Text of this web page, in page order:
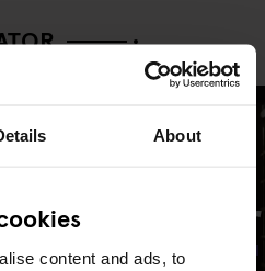
About
content and ads, to
Contratar